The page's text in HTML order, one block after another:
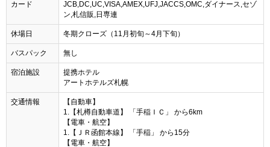
カード
JCB,DC,UC,VISA,AMEX,UFJ,JACCS,OMC,ダイナース,セゾ
ン,札信販,日専連
休場日 冬期クローズ（11月初旬～4月下旬）
バスパック 無し
宿泊施設
提携ホテル
アートホテルズ札幌
交通情報
【自動車】
1.【札樽自動車道】 「手稲ＩＣ」 から6km
【電車・航空】
1.【ＪＲ函館本線】 「手稲」 から15分
【電車・航空】